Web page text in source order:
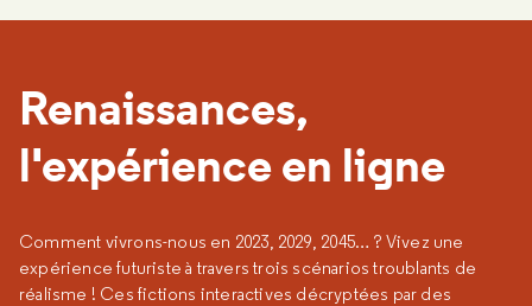
Renaissances,
l'expérience en ligne
Comment vivrons-nous en 2023, 2029, 2045… ? Vivez une
expérience futuriste à travers trois scénarios troublants de
réalisme ! Ces fictions interactives décryptées par des